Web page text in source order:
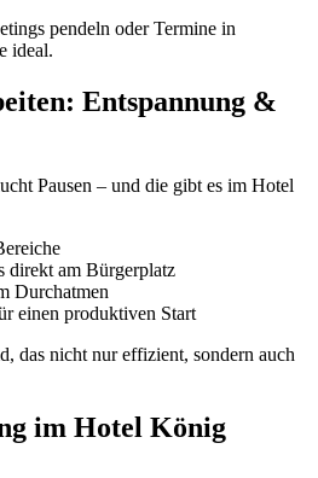
pendeln oder Termine in
ideal.
Entspannung &
Pausen – und die gibt es im Hotel
direkt am Bürgerplatz
Durchatmen
einen produktiven Start
das nicht nur effizient, sondern auch
im Hotel König